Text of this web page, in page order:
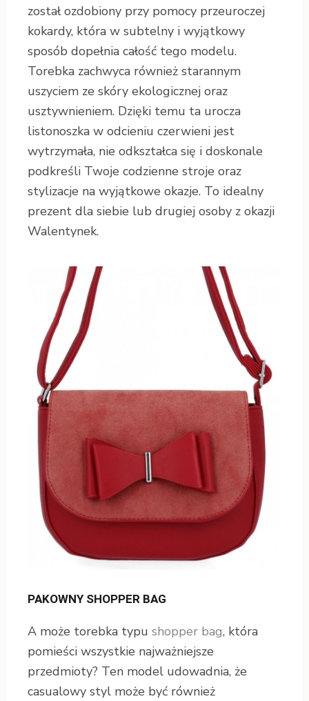
został ozdobiony przy pomocy przeuroczej
kokardy, która w subtelny i wyjątkowy
sposób dopełnia całość tego modelu.
Torebka zachwyca również starannym
uszyciem ze skóry ekologicznej oraz
usztywnieniem. Dzięki temu ta urocza
listonoszka w odcieniu czerwieni jest
wytrzymała, nie odkształca się i doskonale
podkreśli Twoje codzienne stroje oraz
stylizacje na wyjątkowe okazje. To idealny
prezent dla siebie lub drugiej osoby z okazji
Walentynek.
PAKOWNY SHOPPER BAG
A może torebka typu shopper bag, która
pomieści wszystkie najważniejsze
przedmioty? Ten model udowadnia, że
casualowy styl może być również